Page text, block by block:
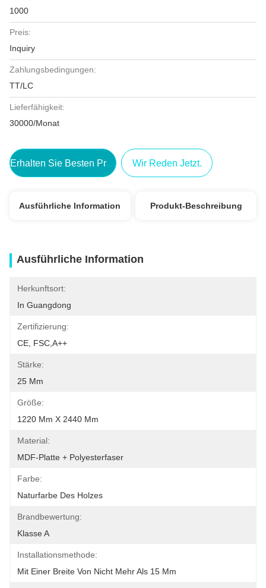
1000
Preis:
Inquiry
Zahlungsbedingungen:
TT/LC
Lieferfähigkeit:
30000/Monat
Erhalten Sie Besten Preis Wir Reden Jetzt.
Ausführliche Information Produkt-Beschreibung
Ausführliche Information
Herkunftsort:
In Guangdong
Zertifizierung:
CE, FSC,A++
Stärke:
25 Mm
Größe:
1220 Mm X 2440 Mm
Material:
MDF-Platte + Polyesterfaser
Farbe:
Naturfarbe Des Holzes
Brandbewertung:
Klasse A
Installationsmethode:
Mit Einer Breite Von Nicht Mehr Als 15 Mm